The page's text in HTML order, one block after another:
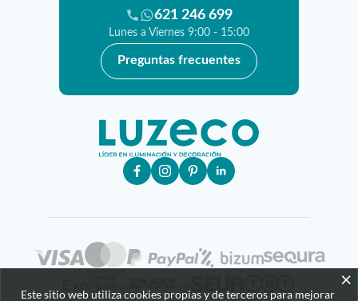
621 246 699
Lunes a Viernes 9:00 - 15:00
Preguntas frecuentes
×
Este sitio web utiliza cookies propias y de terceros para mejorar